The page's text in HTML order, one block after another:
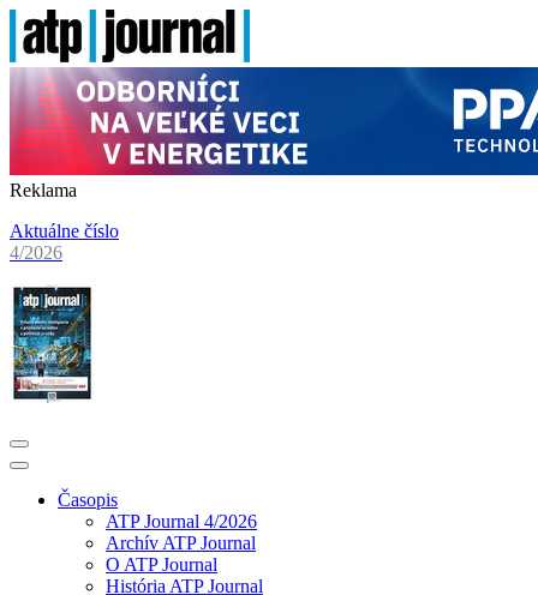
Reklama
Aktuálne číslo
4/2026
Časopis
ATP Journal 4/2026
Archív ATP Journal
O ATP Journal
História ATP Journal